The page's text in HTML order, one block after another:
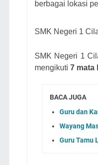
berbagai lokasi
SMK Negeri 1
SMK Negeri 1
mengikuti 7 mata
BACA JUGA
Guru dan
Wayang
Guru Tamu